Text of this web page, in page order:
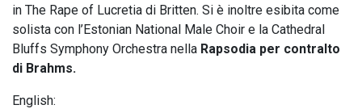
in The Rape of Lucretia di Britten. Si è inoltre esibita come
solista con l’Estonian National Male Choir e la Cathedral
Bluffs Symphony Orchestra nella Rapsodia per contralto
di Brahms.
English: